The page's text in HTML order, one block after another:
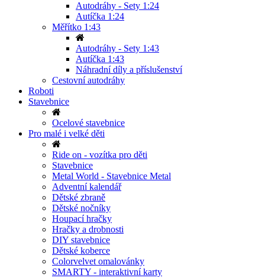
Autodráhy - Sety 1:24
Autíčka 1:24
Měřítko 1:43
Autodráhy - Sety 1:43
Autíčka 1:43
Náhradní díly a příslušenství
Cestovní autodráhy
Roboti
Stavebnice
Ocelové stavebnice
Pro malé i velké děti
Ride on - vozítka pro děti
Stavebnice
Metal World - Stavebnice Metal
Adventní kalendář
Dětské zbraně
Dětské nočníky
Houpací hračky
Hračky a drobnosti
DIY stavebnice
Dětské koberce
Colorvelvet omalovánky
SMARTY - interaktivní karty